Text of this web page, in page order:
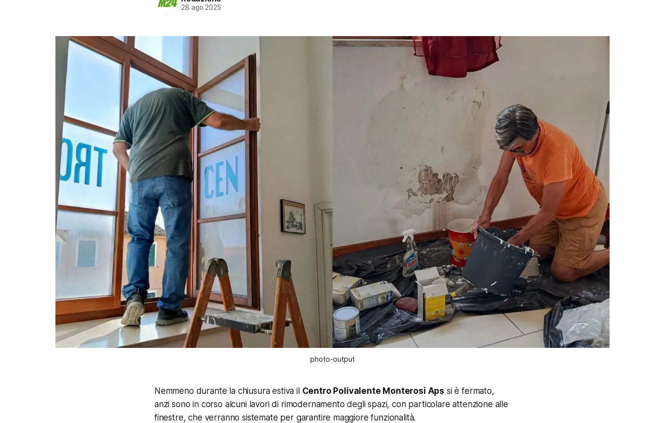
28 ago 2025
photo-output
Nemmeno durante la chiusura estiva il Centro Polivalente Monterosi Aps si è fermato,
anzi sono in corso alcuni lavori di rimodernamento degli spazi, con particolare attenzione alle
finestre, che verranno sistemate per garantire maggiore funzionalità.